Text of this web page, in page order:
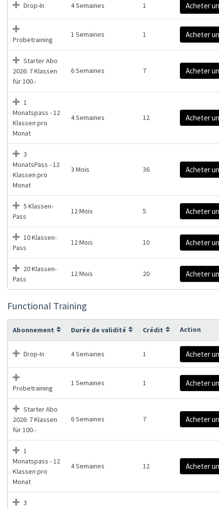
Drop-In 4 Semaines 1 Acheter
Probetraining
1 Semaines 1 Acheter
Starter Abo
2026: 7 Klassen
für 100.-
6 Semaines 7 Acheter
1
Monatspass - 12
Klassen pro
Monat
4 Semaines 12 Acheter
3
MonatsPass - 12
Klassen pro
Monat
3 Mois 36 Acheter
5 Klassen-
Pass
12 Mois 5 Acheter
10 Klassen-
Pass
12 Mois 10 Acheter
20 Klassen-
Pass
12 Mois 20 Acheter
Functional Training
Abonnement Durée de validité Crédit Action
Drop-In 4 Semaines 1 Acheter
Probetraining
1 Semaines 1 Acheter
Starter Abo
2026: 7 Klassen
für 100.-
6 Semaines 7 Acheter
1
Monatspass - 12
Klassen pro
Monat
4 Semaines 12 Acheter
3